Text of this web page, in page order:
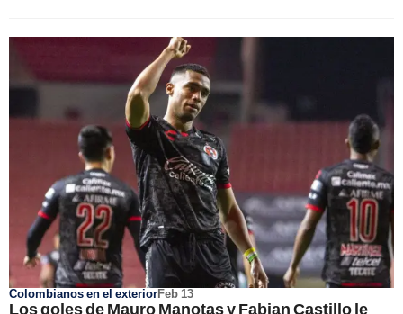
Colombianos en el exteriorFeb 13
Los goles de Mauro Manotas y Fabian Castillo le